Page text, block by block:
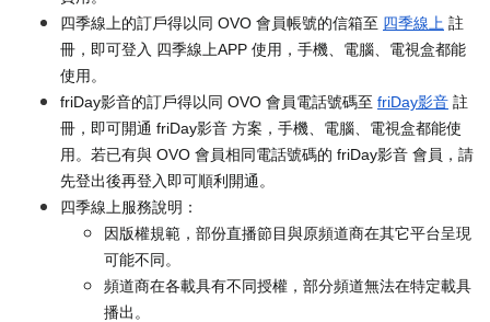
四季線上的訂戶得以同 OVO 會員帳號的信箱至 四季線上 註
冊，即可登入 四季線上APP 使用，手機、電腦、電視盒都能
使用。
friDay影音的訂戶得以同 OVO 會員電話號碼至 friDay影音 註
冊，即可開通 friDay影音 方案，手機、電腦、電視盒都能使
用。若已有與 OVO 會員相同電話號碼的 friDay影音 會員，請
先登出後再登入即可順利開通。
四季線上服務說明：
因版權規範，部份直播節目與原頻道商在其它平台呈現
可能不同。
頻道商在各載具有不同授權，部分頻道無法在特定載具
播出。